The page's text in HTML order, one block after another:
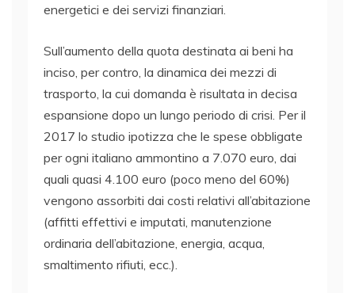
energetici e dei servizi finanziari.
Sull’aumento della quota destinata ai beni ha
inciso, per contro, la dinamica dei mezzi di
trasporto, la cui domanda è risultata in decisa
espansione dopo un lungo periodo di crisi. Per il
2017 lo studio ipotizza che le spese obbligate
per ogni italiano ammontino a 7.070 euro, dai
quali quasi 4.100 euro (poco meno del 60%)
vengono assorbiti dai costi relativi all’abitazione
(affitti effettivi e imputati, manutenzione
ordinaria dell’abitazione, energia, acqua,
smaltimento rifiuti, ecc.).